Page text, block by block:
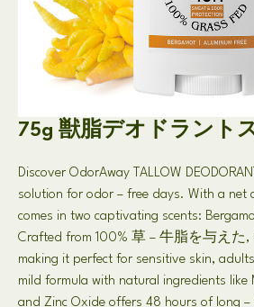
75g 獣脂デオドラント
Discover OdorAway TALLOW
solution for odor – free days. With a net
comes in two captivating scents:
Crafted from 100% 草 – 牛脂を与えた,
making it perfect for sensitive skin, adults
mild formula with natural ingredients like
and Zinc Oxide offers 48 hours of long –